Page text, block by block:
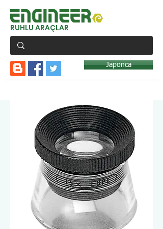
RUHLU ARAÇLAR
Japonca